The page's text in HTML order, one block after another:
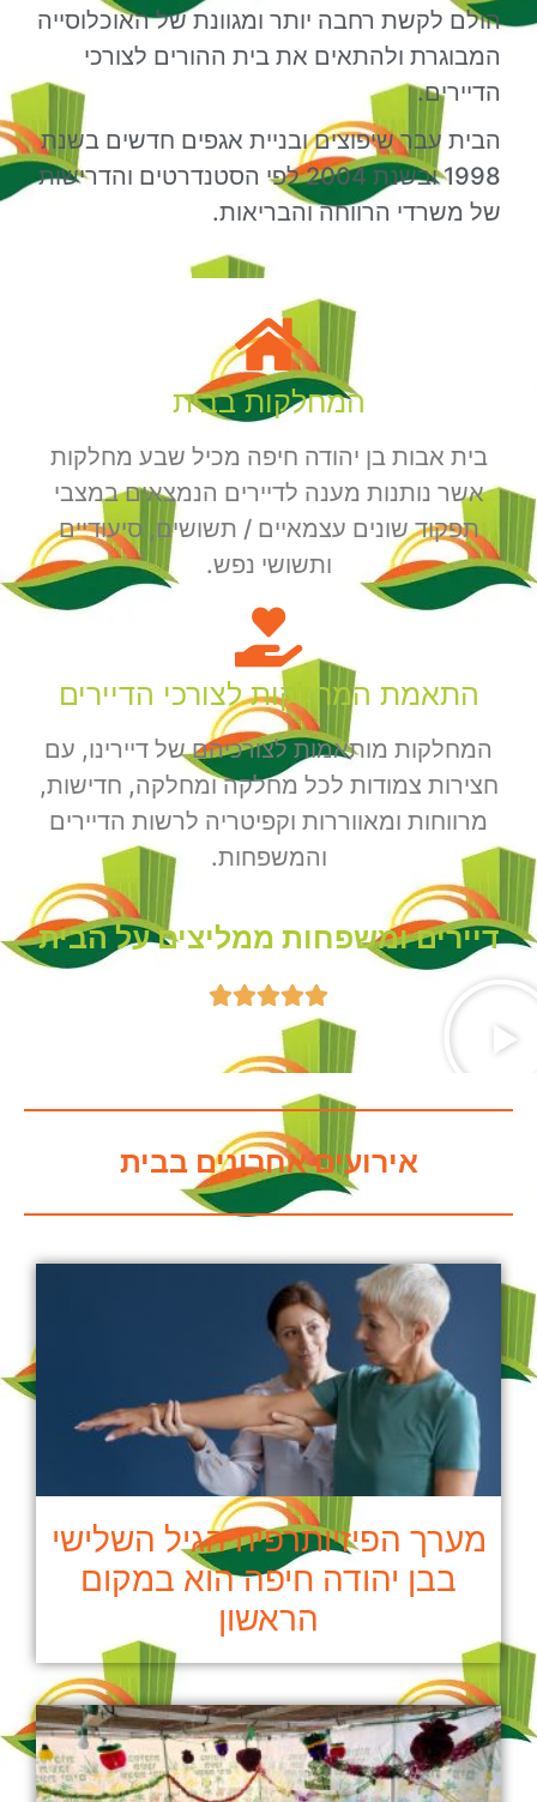
הולם לקשת רחבה יותר ומגוונת של האוכלוסייה
המבוגרת ולהתאים את בית ההורים לצורכי
הדיירים.
הבית עבר שיפוצים ובניית אגפים חדשים בשנת
1998 ובשנת 2004 לפי הסטנדרטים והדרישות
של משרדי הרווחה והבריאות.
המחלקות בבית
בית אבות בן יהודה חיפה מכיל שבע מחלקות
אשר נותנות מענה לדיירים הנמצאים במצבי
תפקוד שונים עצמאיים / תשושים, סיעודיים
ותשושי נפש.
התאמת המחלקות לצורכי הדיירים
המחלקות מותאמות לצורכיהם של דיירינו, עם
חצירות צמודות לכל מחלקה ומחלקה, חדישות,
מרווחות ומאווררות וקפיטריה לרשות הדיירים
והמשפחות.
דיירים ומשפחות ממליצים על הבית





אירועים אחרונים בבית
מערך הפיזיותרפיה הגיל השלישי
בבן יהודה חיפה הוא במקום
הראשון